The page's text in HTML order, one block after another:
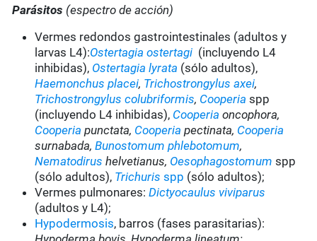
Parásitos (espectro de acción)
Vermes redondos gastrointestinales (adultos y
larvas L4):Ostertagia ostertagi (incluyendo L4
inhibidas), Ostertagia lyrata (sólo adultos),
Haemonchus placei, Trichostrongylus axei,
Trichostrongylus colubriformis, Cooperia spp
(incluyendo L4 inhibidas), Cooperia oncophora,
Cooperia punctata, Cooperia pectinata, Cooperia
surnabada,Bunostomum phlebotomum,
Nematodirus helvetianus, Oesophagostomum spp
(sólo adultos), Trichurisspp (sólo adultos);
Vermes pulmonares: Dictyocaulus viviparus
(adultos y L4);
Hypodermosis, barros (fases parasitarias):